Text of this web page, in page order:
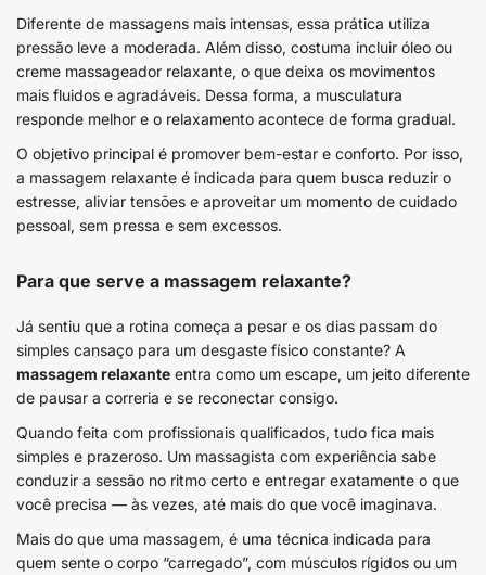
Diferente de massagens mais intensas, essa prática utiliza
pressão leve a moderada. Além disso, costuma incluir óleo ou
creme massageador relaxante, o que deixa os movimentos
mais fluidos e agradáveis. Dessa forma, a musculatura
responde melhor e o relaxamento acontece de forma gradual.
O objetivo principal é promover bem-estar e conforto. Por isso,
a massagem relaxante é indicada para quem busca reduzir o
estresse, aliviar tensões e aproveitar um momento de cuidado
pessoal, sem pressa e sem excessos.
Para que serve a massagem relaxante?
Já sentiu que a rotina começa a pesar e os dias passam do
simples cansaço para um desgaste físico constante? A
massagem relaxante entra como um escape, um jeito diferente
de pausar a correria e se reconectar consigo.
Quando feita com profissionais qualificados, tudo fica mais
simples e prazeroso. Um massagista com experiência sabe
conduzir a sessão no ritmo certo e entregar exatamente o que
você precisa — às vezes, até mais do que você imaginava.
Mais do que uma massagem, é uma técnica indicada para
quem sente o corpo “carregado”, com músculos rígidos ou um